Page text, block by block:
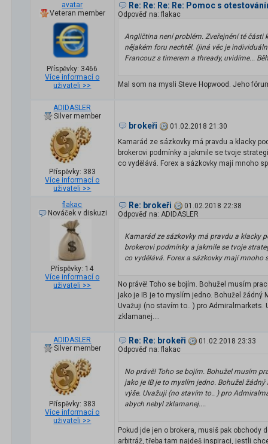
avatar
Veteran member
Příspěvky: 3466
Více informací o
uživateli >>
Re: Re: Re: Re: Pomoc s
Odpověď na: flakac
Angličtina není problém. Zveřejnění té části
nějakém foru nechtěl. (jiná věc je
Francouz s timerem a thready, uvidíme...
Mal som na mysli Steve Hopwood. Jeho
ADIDASLER
Silver member
Příspěvky: 383
Více informací o
uživateli >>
brokeři
01.02.2018 21:30
Kamarád ze sázkovky má pravdu a klacky
brokerovi podmínky a jakmile se tvoje
co vydělává. Forex a sázkovky mají mnoho
flakac
Nováček v diskuzi
Příspěvky: 14
Více informací o
uživateli >>
Re: brokeři
01.02.2018 22:38
Odpověď na: ADIDASLER
Kamarád ze sázkovky má pravdu a klacky
brokerovi podmínky a jakmile se tvoje
co vydělává. Forex a sázkovky mají mnoho
No právě! Toho se bojím. Bohužel musím
jako je IB je to myslím jedno. Bohužel žádný
Uvažuji (no stavím to.. ) pro
zklamanej....
ADIDASLER
Silver member
Příspěvky: 383
Více informací o
uživateli >>
Re: Re: brokeři
01.02.2018 23:33
Odpověď na: flakac
No právě! Toho se bojím. Bohužel musím
jako je IB je to myslím jedno. Bohužel
výše. Uvažuji (no stavím to.. ) pro
abych nebyl zklamanej....
Pokud jde jen o brokera, musiš pak
arbitráž, třeba tam najdeš inspiraci, jestli